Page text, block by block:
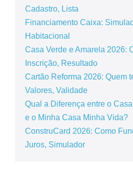
Cadastro, Lista
Financiamento Caixa:
Habitacional
Casa Verde e Amarela 2026:
Inscrição, Resultado
Cartão Reforma 2026: Quem
Valores, Validade
Qual a Diferença entre o
e o Minha Casa Minha Vida?
ConstruCard 2026: Como
Juros, Simulador